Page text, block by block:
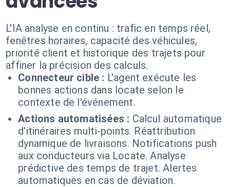
L'IA analyse en continu : trafic en temps réel,
fenêtres horaires, capacité des véhicules,
priorité client et historique des trajets pour
affiner la précision des calculs.
Connecteur cible : L'agent exécute les
bonnes actions dans locate selon le
contexte de l'événement.
Actions automatisées : Calcul automatique
d'itinéraires multi-points. Réattribution
dynamique de livraisons. Notifications push
aux conducteurs via Locate. Analyse
prédictive des temps de trajet. Alertes
automatiques en cas de déviation.